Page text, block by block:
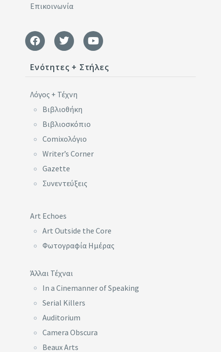
Επικοινωνία
Ενότητες + Στήλες
Λόγος + Τέχνη
Βιβλιοθήκη
Βιβλιοσκόπιο
Comixoλόγιο
Writer’s Corner
Gazette
Συνεντεύξεις
Art Echoes
Art Outside the Core
Φωτογραφία Ημέρας
Άλλαι Τέχναι
In a Cinemanner of Speaking
Serial Killers
Auditorium
Camera Obscura
Beaux Arts